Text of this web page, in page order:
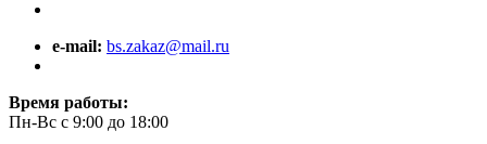
e-mail: bs.zakaz@mail.ru
Время работы:
Пн-Вс с 9:00 до 18:00